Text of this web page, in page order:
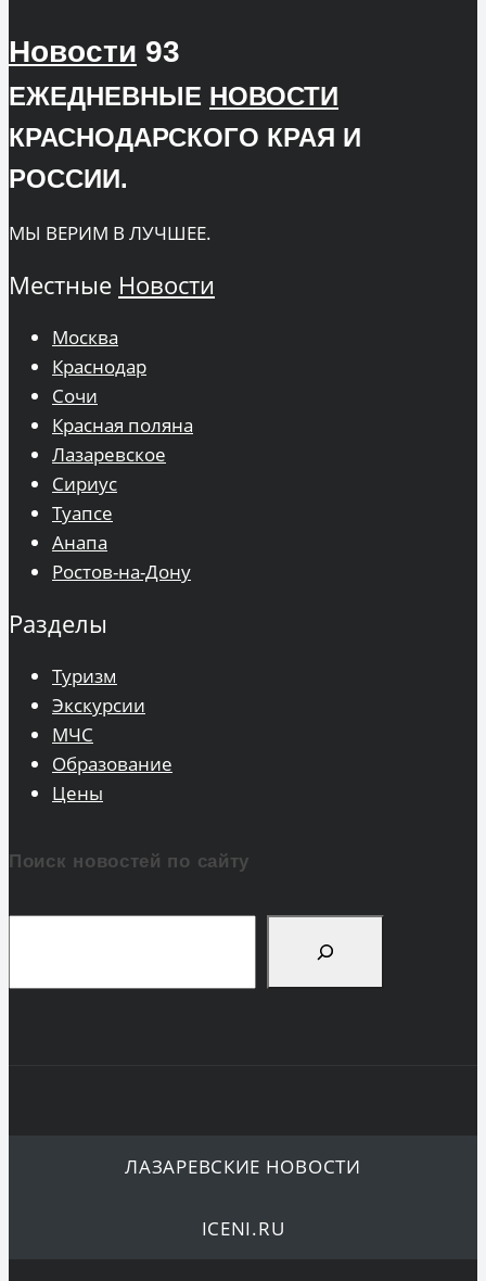
Новости 93
ЕЖЕДНЕВНЫЕ НОВОСТИ
КРАСНОДАРСКОГО КРАЯ И
РОССИИ.
МЫ ВЕРИМ В ЛУЧШЕЕ.
Местные Новости
Москва
Краснодар
Сочи
Красная поляна
Лазаревское
Сириус
Туапсе
Анапа
Ростов-на-Дону
Разделы
Туризм
Экскурсии
МЧС
Образование
Цены
Поиск новостей по сайту
ЛАЗАРЕВСКИЕ НОВОСТИ
ICENI.RU